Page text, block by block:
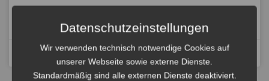
Januar 13, 2026
Datenschutzeinstellungen
Wir verwenden technisch notwendige Cookies auf
unserer Webseite sowie externe Dienste.
Standardmäßig sind alle externen Dienste deaktiviert.